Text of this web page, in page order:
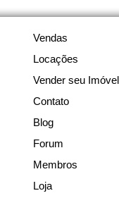
Vendas
Locações
Vender seu Imóvel
Contato
Blog
Forum
Membros
Loja